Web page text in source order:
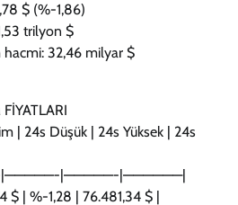
$ (%-1,86)
trilyon $
32,46 milyar $
| 24s Düşük | 24s Yüksek | 24s
|—————-|——————|
$ | %-1,28 | 76.481,34 $ |